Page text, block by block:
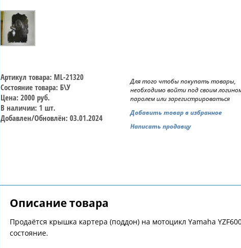
Артикул товара: ML-21320
Состояние товара: Б\У
Цена: 2000 руб.
В наличии: 1 шт.
Добавлен/Обновлён: 03.01.2024
Для того чтобы покупать товары,
необходимо войти под своим
паролем или зарегистрироваться
Добавить товар в избранное
Написать продавцу
Описание товара
Продаётся крышка картера (поддон) на мотоцикл Yamaha
состояние.